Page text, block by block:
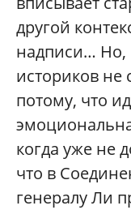
другой
надписи… Но,
историков
потому, что
когда уже не
что в
генералу Ли